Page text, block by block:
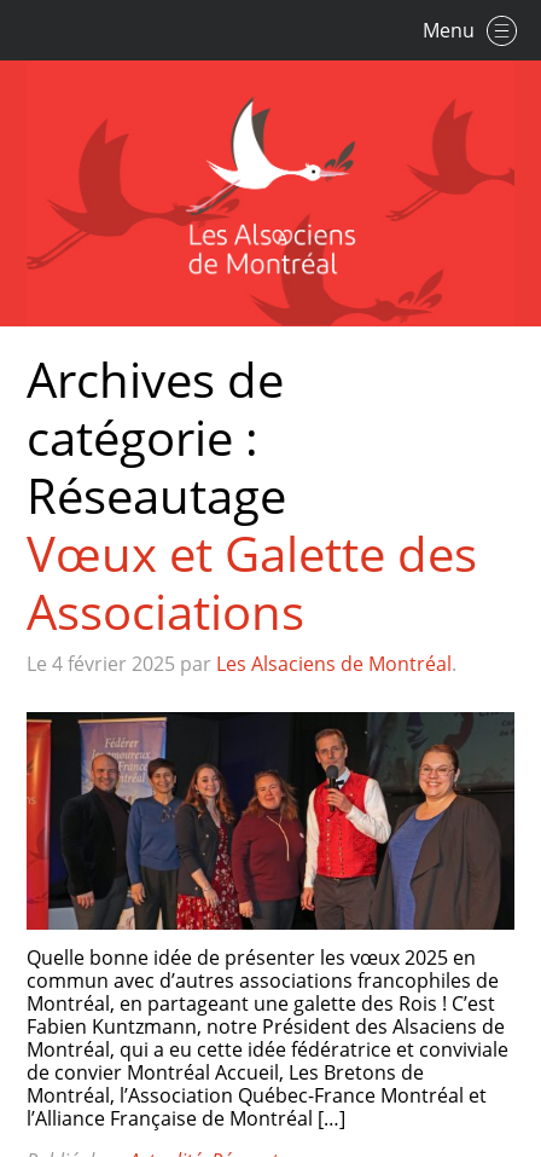
Menu
Archives de
catégorie :
Réseautage
Vœux et Galette des
Associations
Le 4 février 2025 par Les Alsaciens de Montréal.
Quelle bonne idée de présenter les vœux 2025 en
commun avec d’autres associations francophiles de
Montréal, en partageant une galette des Rois ! C’est
Fabien Kuntzmann, notre Président des Alsaciens de
Montréal, qui a eu cette idée fédératrice et conviviale
de convier Montréal Accueil, Les Bretons de
Montréal, l’Association Québec-France Montréal et
l’Alliance Française de Montréal […]